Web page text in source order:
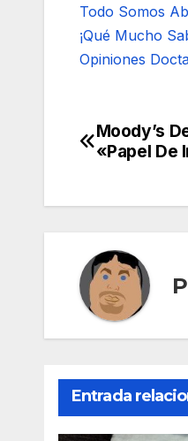
Todo Somos
¡Qué Mucho
Opiniones
Moody’s
«Papel De
Entrada